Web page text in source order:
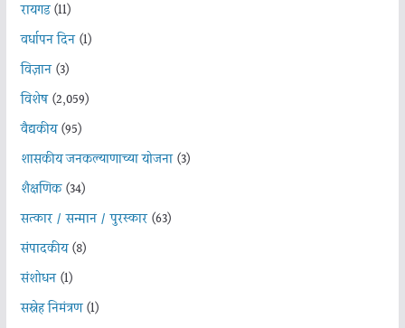
रायगड(11)
वर्धापन दिन(1)
विज्ञान(3)
विशेष(2,059)
वैद्यकीय(95)
शासकीय जनकल्याणाच्या योजना(3)
शैक्षणिक(34)
सत्कार / सन्मान / पुरस्कार(63)
संपादकीय(8)
संशोधन(1)
सस्नेह निमंत्रण(1)